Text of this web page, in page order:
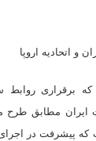
و اتحادیه اروپا
که برقراری روابط
ایران مطابق
که پیشرفت در